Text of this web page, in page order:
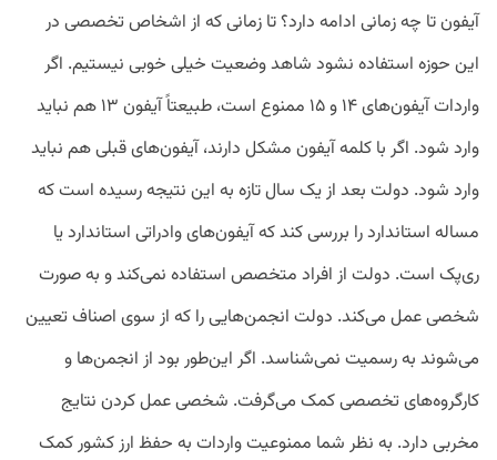
آیفون تا چه زمانی ادامه دارد؟ تا زمانی که از اشخاص تخصصی در
این حوزه استفاده نشود شاهد وضعیت خیلی خوبی نیستیم. اگر
واردات آیفون‌های ۱۴ و ۱۵ ممنوع است، طبیعتاً آیفون ۱۳ هم نباید
وارد شود. اگر با کلمه آیفون مشکل دارند، آیفون‌های قبلی هم نباید
وارد ‌شود. دولت بعد از یک سال تازه به این نتیجه رسیده است که
مساله استاندارد را بررسی کند که آیفون‌های وادراتی استاندارد یا
ری‌پک است. دولت از افراد متخصص استفاده نمی‌کند و به ‌صورت
شخصی عمل می‌کند. دولت انجمن‌هایی را که از سوی اصناف تعیین
می‌شوند به رسمیت نمی‌شناسد. اگر این‌طور بود از انجمن‌ها و
کارگروه‌های تخصصی کمک می‌گرفت. شخصی عمل کردن نتایج
مخربی دارد. به نظر شما ممنوعیت واردات به حفظ ارز کشور کمک